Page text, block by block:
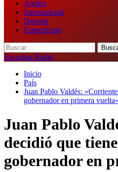
Audios
Internacional
Deporte
Espectáculo
Buscar:
Escuchar Radio
Inicio
País
Juan Pablo Valdés:
gobernador en primera vuelta»
Juan Pablo
decidió que
gobernador en